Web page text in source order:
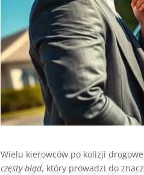
Wielu kierowców po kolizji
częsty błąd, który prowadzi do